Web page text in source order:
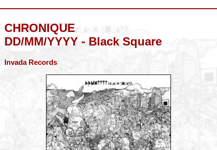
CHRONIQUE
DD/MM/YYYY - Black Square
Invada Records